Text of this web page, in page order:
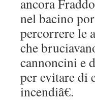
ancora
nel bacino
percorrere le
che
cannoncini e
per evitare di
incendiâ€.